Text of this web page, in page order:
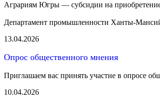
Аграриям Югры — субсидии на
Департамент промышленности
13.04.2026
Опрос общественного мнения
Приглашаем вас принять участие в опросе
10.04.2026